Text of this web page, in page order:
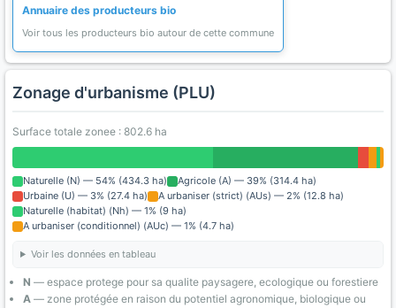
Annuaire des producteurs bio
Voir tous les producteurs bio autour de cette commune
Zonage d'urbanisme (PLU)
Surface totale zonee : 802.6 ha
Naturelle (N) — 54% (434.3 ha)
Agricole (A) — 39% (314.4 ha)
Urbaine (U) — 3% (27.4 ha)
A urbaniser (strict) (AUs) — 2% (12.8 ha)
Naturelle (habitat) (Nh) — 1% (9 ha)
A urbaniser (conditionnel) (AUc) — 1% (4.7 ha)
Voir les données en tableau
N — espace protege pour sa qualite paysagere, ecologique ou forestiere
A — zone protégée en raison du potentiel agronomique, biologique ou